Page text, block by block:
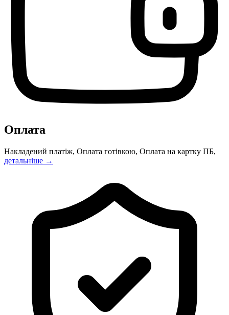
Оплата
Накладений платіж, Оплата готівкою, Оплата на картку ПБ,
детальніше →